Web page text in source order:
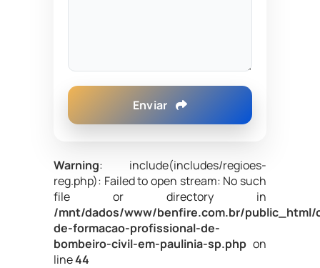
Enviar
Warning: include(includes/regioes-
reg.php): Failed to open stream: No such
file or directory in
/mnt/dados/www/benfire.com.br/public_html/
de-formacao-profissional-de-
bombeiro-civil-em-paulinia-sp.phpon
line44